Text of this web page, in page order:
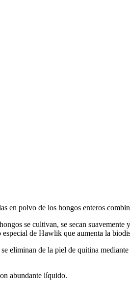
en polvo de los hongos enteros
se cultivan, se secan
de Hawlik que aumenta la
eliminan de la piel de quitina
abundante líquido.